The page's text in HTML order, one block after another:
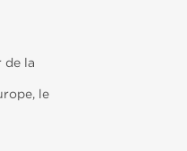
de la
le